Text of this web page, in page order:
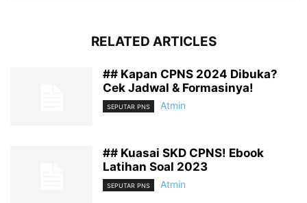
RELATED ARTICLES
## Kapan CPNS 2024 Dibuka?
Cek Jadwal & Formasinya!
SEPUTAR PNS Atmin
## Kuasai SKD CPNS! Ebook
Latihan Soal 2023
SEPUTAR PNS Atmin